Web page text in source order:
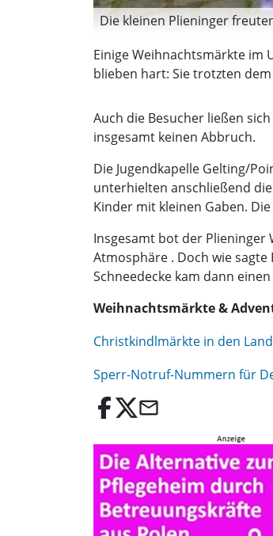
Die kleinen Plieninger
Einige Weihnachtsmärkte im
blieben hart: Sie trotzten
Auch die Besucher ließen
insgesamt keinen Abbruch.
Die Jugendkapelle Gelting/
unterhielten anschließend
Kinder mit kleinen Gaben.
Insgesamt bot der
Atmosphäre . Doch wie sagte
Schneedecke kam dann
Weihnachtsmärkte &
Christkindlmärkte in den
Sperr-Notruf-Nummern für
email